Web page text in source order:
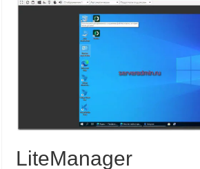
LiteManager